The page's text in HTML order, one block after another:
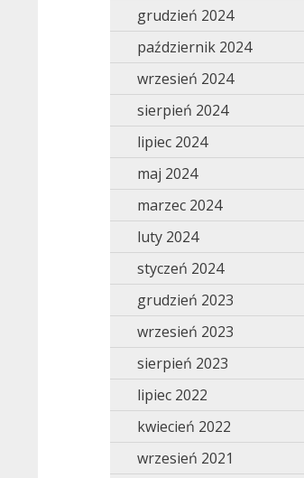
grudzień 2024
październik 2024
wrzesień 2024
sierpień 2024
lipiec 2024
maj 2024
marzec 2024
luty 2024
styczeń 2024
grudzień 2023
wrzesień 2023
sierpień 2023
lipiec 2022
kwiecień 2022
wrzesień 2021